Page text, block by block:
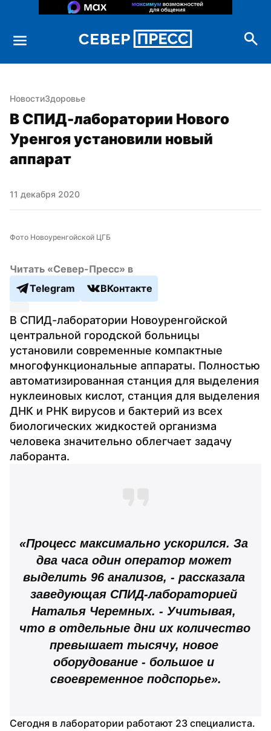
НовостиЗдоровье
В СПИД-лаборатории Нового
Уренгоя установили новый
аппарат
11 декабря 2020
Фото Новоуренгойской ЦГБ
Читать «Север-Пресс» в
Telegram
ВКонтакте
В СПИД-лаборатории Новоуренгойской
центральной городской больницы
установили современные компактные
многофункциональные аппараты. Полностью
автоматизированная станция для выделения
нуклеиновых кислот, станция для выделения
ДНК и РНК вирусов и бактерий из всех
биологических жидкостей организма
человека значительно облегчает задачу
лаборанта.
«Процесс максимально ускорился. За
два часа один оператор может
выделить 96 анализов, - рассказала
заведующая СПИД-лабораторией
Наталья Черемных. - Учитывая,
что в отдельные дни их количество
превышает тысячу, новое
оборудование - большое и
своевременное подспорье».
Сегодня в лаборатории работают 23 специалиста.